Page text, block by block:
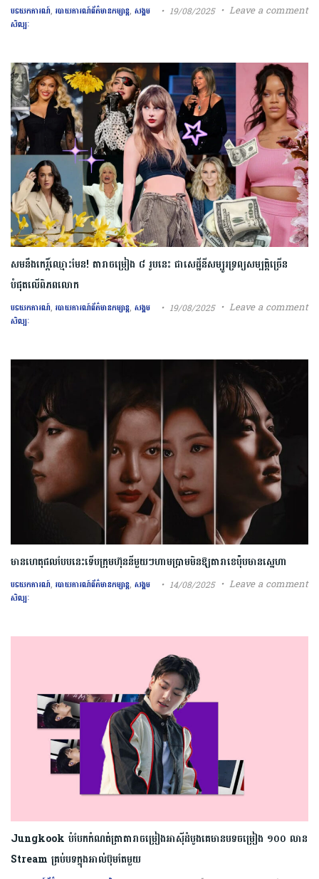
បទយកការណ៍, របាយការណ៍ព័ត៌មានកម្សាន្ត, សង្គម
សិល្បៈ
19/08/2025 Leave a comment
សមនឹងកេរ្តិ៍ឈ្មោះមែន! តារាចម្រៀង ៨ រូបនេះ ជាសេដ្ឋីនីសម្បូរទ្រព្យសម្បត្តិច្រើន
បំផុតលើពិភពលោក
បទយកការណ៍, របាយការណ៍ព័ត៌មានកម្សាន្ត, សង្គម
សិល្បៈ
19/08/2025 Leave a comment
មានហេតុផលបែបនេះទើបក្រុមហ៊ុននីមួយៗហាមប្រាមមិនឱ្យតារាខេប៉ុបមានស្នេហា
បទយកការណ៍, របាយការណ៍ព័ត៌មានកម្សាន្ត, សង្គម
សិល្បៈ
14/08/2025 Leave a comment
Jungkook បំបែកកំណត់ត្រាតារាចម្រៀងអាស៊ីដំបូងគេមានបទចម្រៀង ១០០​ លាន
Stream គ្រប់បទក្នុងអាល់ប៊ុមតែមួយ